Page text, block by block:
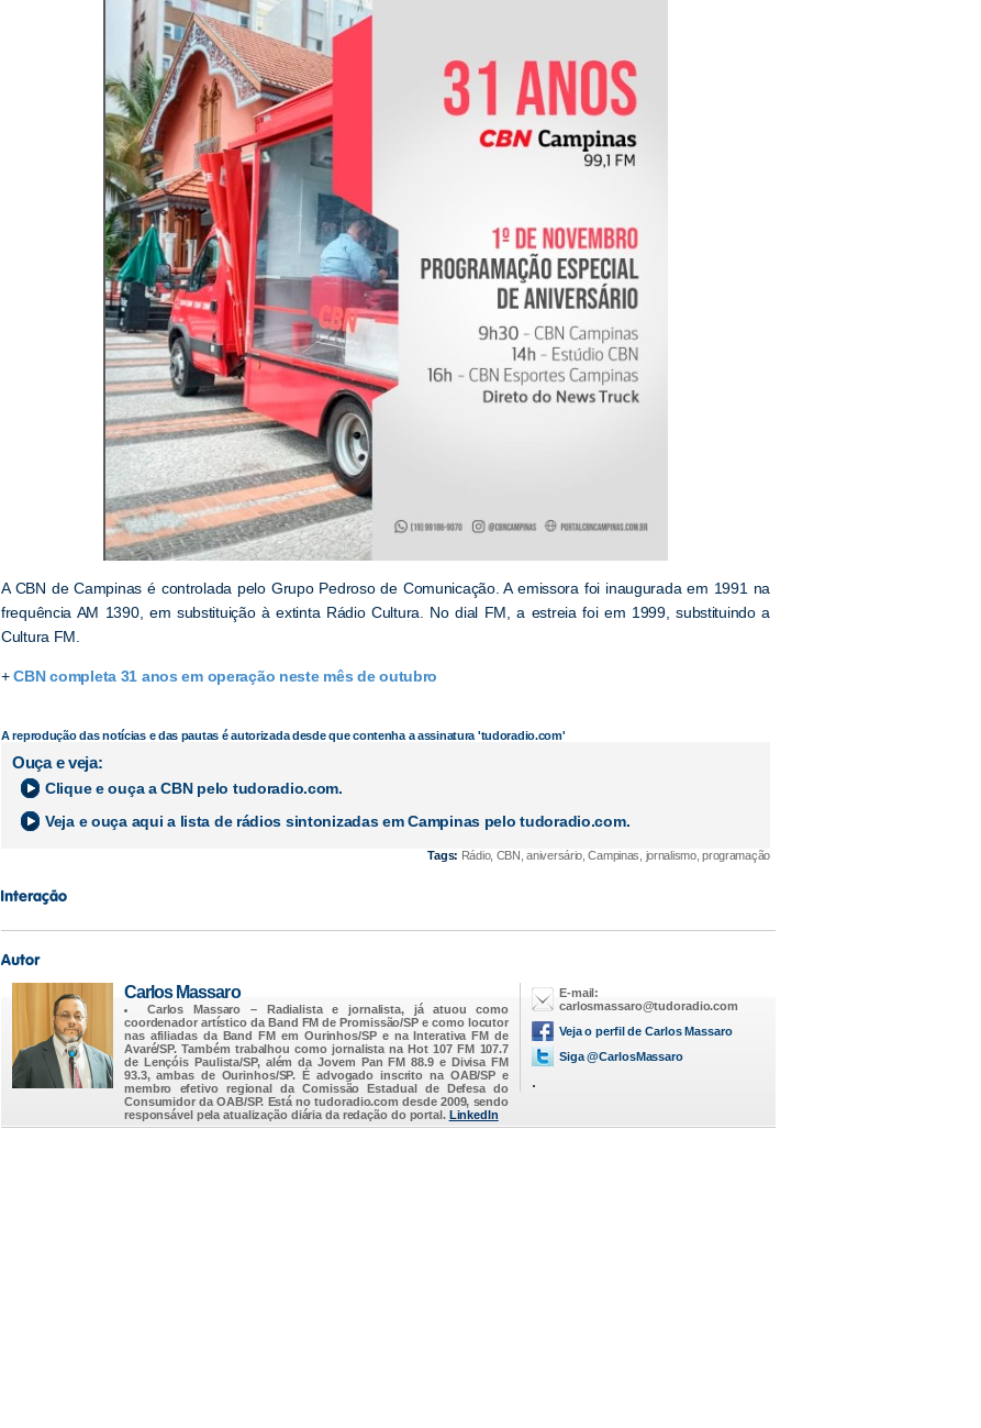
A CBN de Campinas é controlada pelo Grupo Pedroso de Comunicação. A emissora foi inaugurada em 1991 na
frequência AM 1390, em substituição à extinta Rádio Cultura. No dial FM, a estreia foi em 1999, substituindo a
Cultura FM.
+CBN completa 31 anos em operação neste mês de outubro
A reprodução das notícias e das pautas é autorizada desde que contenha a assinatura 'tudoradio.com'
Ouça e veja:
Clique e ouça aCBNpelo tudoradio.com.
Veja e ouça aqui a lista de rádios sintonizadas emCampinas pelo tudoradio.com.
Tags: Rádio, CBN, aniversário, Campinas, jornalismo, programação
Carlos Massaro
Carlos Massaro – Radialista e jornalista, já atuou como
coordenador artístico da Band FM de Promissão/SP e como locutor
nas afiliadas da Band FM em Ourinhos/SP e na Interativa FM de
Avaré/SP. Também trabalhou como jornalista na Hot 107 FM 107.7
de Lençóis Paulista/SP, além da Jovem Pan FM 88.9 e Divisa FM
93.3, ambas de Ourinhos/SP. É advogado inscrito na OAB/SP e
membro efetivo regional da Comissão Estadual de Defesa do
Consumidor da OAB/SP. Está notudoradio.com desde 2009, sendo
responsável pela atualização diária da redação do portal. LinkedIn
E-mail:
carlosmassaro@tudoradio.com
Veja o perfil de Carlos Massaro
Siga @CarlosMassaro
.